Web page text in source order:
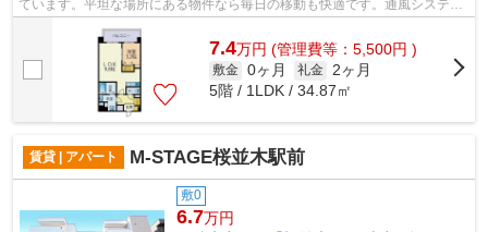
ています。平坦な場所にある物件なら毎日の移動も快適です。通風システム
が整った換気がしやすい物件です。こ...
7.4万円 (管理費等：5,500円 )
敷金 0ヶ月 礼金 2ヶ月
5階 / 1LDK / 34.87㎡
賃貸 | アパート M-STAGE桜並木駅前
敷0
6.7万円